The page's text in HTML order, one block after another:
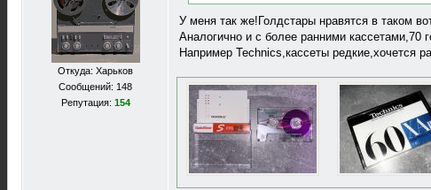
Откуда: Харьков
Сообщений: 148
Репутация: 154
У меня так же!Голдстары нравятся в таком
Аналогично и с более ранними кассетами,70
Например Technics,кассеты редкие,хочется